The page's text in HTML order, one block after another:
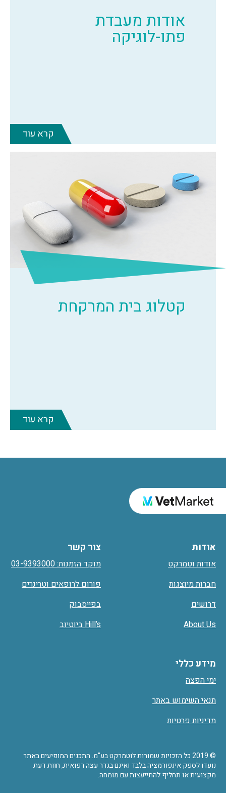
אודות מעבדת
פתו-לוגיקה
קרא עוד
קטלוג בית המרקחת
קרא עוד
אודות
אודות וטמרקט
חברות מיוצגות
דרושים
About Us
מידע כללי
ימי הפצה
תנאי השימוש באתר
מדיניות פרטיות
צור קשר
מוקד הזמנות: 03-9393000
פורום לרופאים וטרינרים
בפייסבוק
Hill’s ביוטיוב
© 2019 כל הזכויות שמורות לוטמרקט בע"מ. התכנים המופיעים באתר
נועדו לספק אינפורמציה בלבד ואינם בגדר עצה רפואית, חוות דעת
מקצועית או תחליף להתייעצות עם מומחה.